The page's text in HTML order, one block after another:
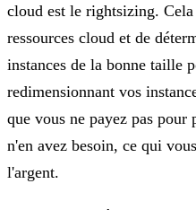
cloud est le rightsizing.
ressources cloud et de
instances de la bonne taille
redimensionnant vos
que vous ne payez pas pour
n'en avez besoin, ce qui
l'argent.